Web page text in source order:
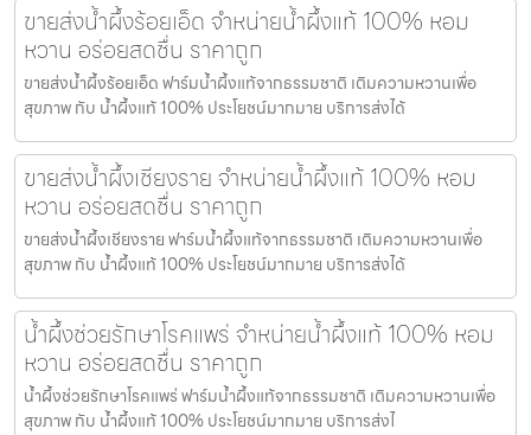
ขายส่งน้ำผึ้งร้อยเอ็ด จำหน่ายน้ำผึ้งแท้ 100% หอม
หวาน อร่อยสดชื่น ราคาถูก
ขายส่งน้ำผึ้งร้อยเอ็ด ฟาร์มน้ำผึ้งแท้จากธรรมชาติ เติมความหวานเพื่อ
สุขภาพ กับ น้ำผึ้งแท้ 100% ประโยชน์มากมาย บริการส่งได้
ขายส่งน้ำผึ้งเชียงราย จำหน่ายน้ำผึ้งแท้ 100% หอม
หวาน อร่อยสดชื่น ราคาถูก
ขายส่งน้ำผึ้งเชียงราย ฟาร์มน้ำผึ้งแท้จากธรรมชาติ เติมความหวานเพื่อ
สุขภาพ กับ น้ำผึ้งแท้ 100% ประโยชน์มากมาย บริการส่งได้
น้ำผึ้งช่วยรักษาโรคแพร่ จำหน่ายน้ำผึ้งแท้ 100% หอม
หวาน อร่อยสดชื่น ราคาถูก
น้ำผึ้งช่วยรักษาโรคแพร่ ฟาร์มน้ำผึ้งแท้จากธรรมชาติ เติมความหวานเพื่อ
สุขภาพ กับ น้ำผึ้งแท้ 100% ประโยชน์มากมาย บริการส่งไ